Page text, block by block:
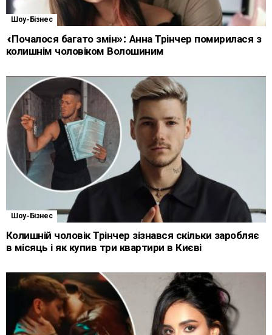
Шоу-Бізнес
«Почалося багато змін»: Анна Трінчер помирилася з
колишнім чоловіком Волошиним
Шоу-Бізнес
Колишній чоловік Трінчер зізнався скільки заробляє
в місяць і як купив три квартири в Києві